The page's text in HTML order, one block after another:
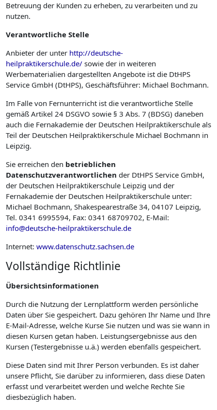
Betreuung der Kunden zu erheben, zu verarbeiten und zu
nutzen.
Verantwortliche Stelle
Anbieter der unter http://deutsche-
heilpraktikerschule.de/ sowie der in weiteren
Werbematerialien dargestellten Angebote ist die DtHPS
Service GmbH (DtHPS), Geschäftsführer: Michael Bochmann.
Im Falle von Fernunterricht ist die verantwortliche Stelle
gemäß Artikel 24 DSGVO sowie § 3 Abs. 7 (BDSG) daneben
auch die Fernakademie der Deutschen Heilpraktikerschule als
Teil der Deutschen Heilpraktikerschule Michael Bochmann in
Leipzig.
Sie erreichen den betrieblichen
Datenschutzverantwortlichen der DtHPS Service GmbH,
der Deutschen Heilpraktikerschule Leipzig und der
Fernakademie der Deutschen Heilpraktikerschule unter:
Michael Bochmann, Shakespearestraße 34, 04107 Leipzig,
Tel. 0341 6995594, Fax: 0341 68709702, E-Mail:
info@deutsche-heilpraktikerschule.de
Internet: www.datenschutz.sachsen.de
Vollständige Richtlinie
Übersichtsinformationen
Durch die Nutzung der Lernplattform werden persönliche
Daten über Sie gespeichert. Dazu gehören Ihr Name und Ihre
E-Mail-Adresse, welche Kurse Sie nutzen und was sie wann in
diesen Kursen getan haben. Leistungsergebnisse aus den
Kursen (Testergebnisse u.ä.) werden ebenfalls gespeichert.
Diese Daten sind mit Ihrer Person verbunden. Es ist daher
unsere Pflicht, Sie darüber zu informieren, dass diese Daten
erfasst und verarbeitet werden und welche Rechte Sie
diesbezüglich haben.